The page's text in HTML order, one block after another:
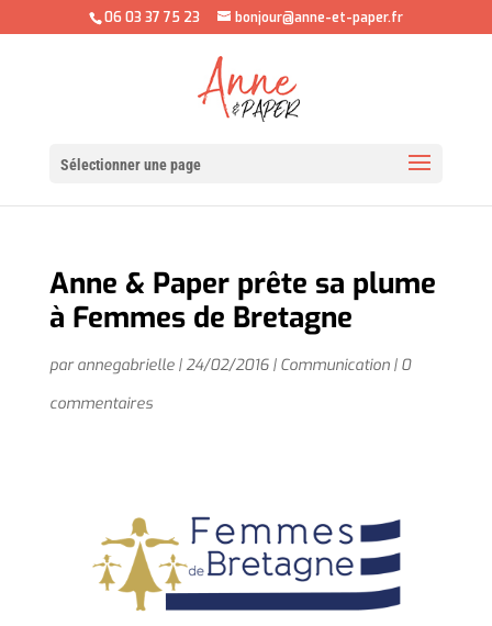
06 03 37 75 23 bonjour@anne-et-paper.fr
Sélectionner une page
Anne & Paper prête sa plume
à Femmes de Bretagne
par annegabrielle|24/02/2016| Communication| 0
commentaires